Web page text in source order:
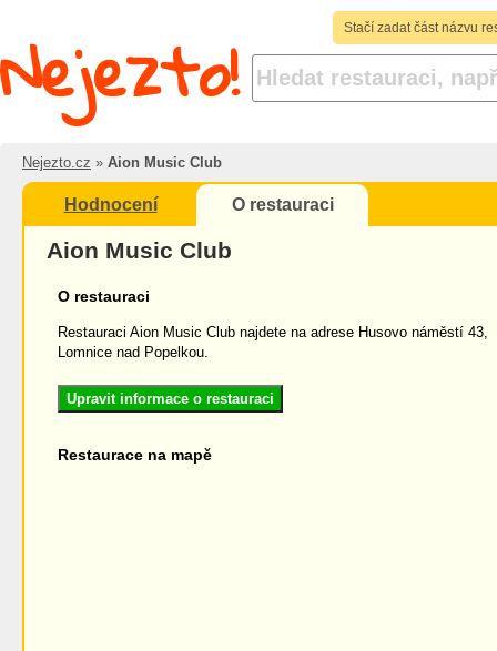
Stačí zadat část názvu
Nejezto!
Nejezto.cz » Aion Music Club
Hodnocení O restauraci
Aion Music Club
O restauraci
Restauraci Aion Music Club najdete na adrese Husovo náměstí 43,
Lomnice nad Popelkou.
Upravit informace o restauraci
Restaurace na mapě